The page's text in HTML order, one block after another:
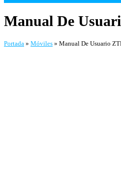
Manual De
Portada » Móviles » Manual De Usuario